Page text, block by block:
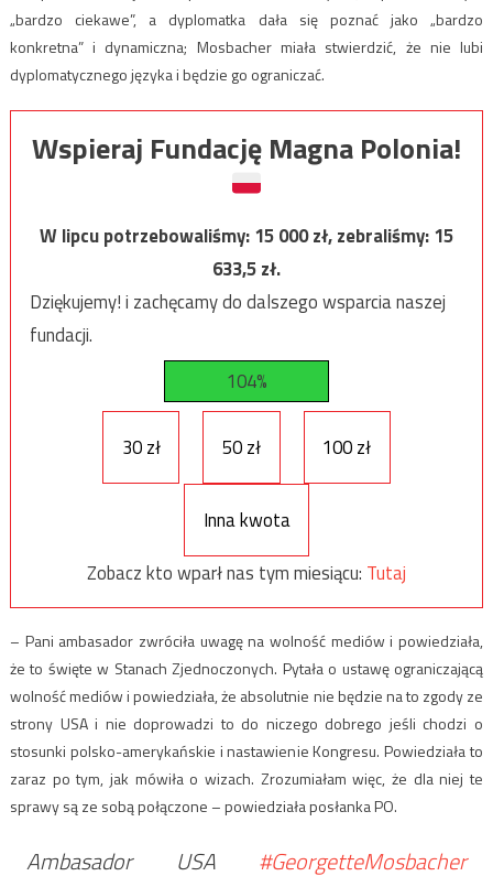
„bardzo ciekawe”, a dyplomatka dała się poznać jako „bardzo
konkretna” i dynamiczna; Mosbacher miała stwierdzić, że nie lubi
dyplomatycznego języka i będzie go ograniczać.
Wspieraj Fundację Magna Polonia!
W lipcu potrzebowaliśmy:15 000zł, zebraliśmy:15
633,5zł.
Dziękujemy! i zachęcamy do dalszego wsparcia naszej
fundacji.
104%
30 zł 50 zł 100 zł
Inna kwota
Zobacz kto wparł nas tym miesiącu: Tutaj
– Pani ambasador zwróciła uwagę na wolność mediów i powiedziała,
że to święte w Stanach Zjednoczonych. Pytała o ustawę ograniczającą
wolność mediów i powiedziała, że absolutnie nie będzie na to zgody ze
strony USA i nie doprowadzi to do niczego dobrego jeśli chodzi o
stosunki polsko-amerykańskie i nastawienie Kongresu. Powiedziała to
zaraz po tym, jak mówiła o wizach. Zrozumiałam więc, że dla niej te
sprawy są ze sobą połączone – powiedziała posłanka PO.
Ambasador USA #GeorgetteMosbacher